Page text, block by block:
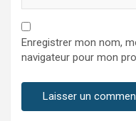
Enregistrer mon nom,
navigateur pour mon